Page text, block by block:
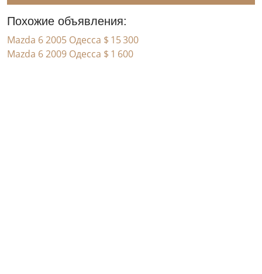
Похожие объявления:
Mazda 6 2005 Одесса $ 15 300
Mazda 6 2009 Одесса $ 1 600